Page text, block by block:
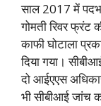
साल 2017 में
गोमती रिवर फ्रंट
काफी घोटाला
दिया गया।
दो आईएएस
भी सीबीआई जांच